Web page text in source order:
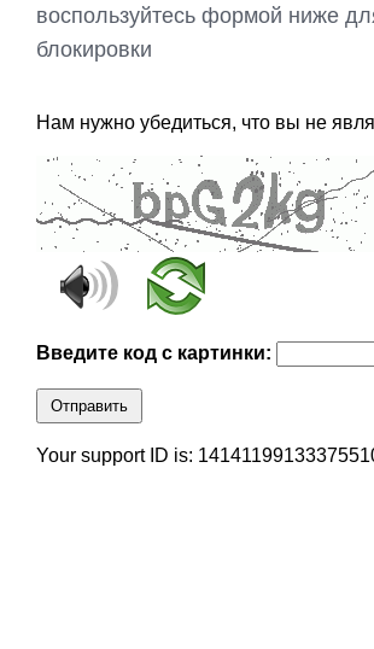
воспользуйтесь формой ниже
блокировки
Нам нужно убедиться, что вы не
Введите код с картинки:
Отправить
Your support ID is: